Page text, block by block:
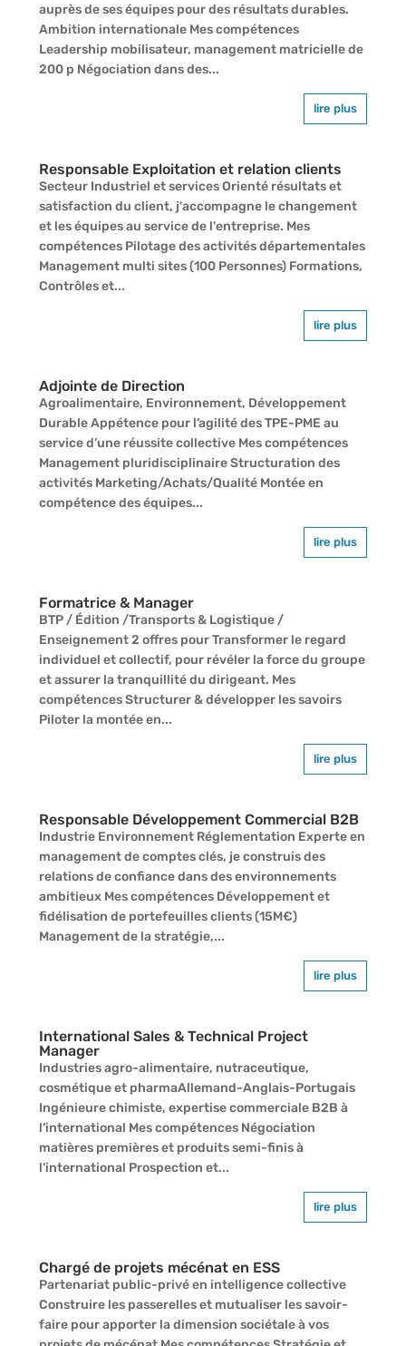
auprès de ses équipes pour des résultats durables.
Ambition internationale Mes compétences
Leadership mobilisateur, management matricielle de
200 p Négociation dans des...
lire plus
Responsable Exploitation et relation clients
Secteur Industriel et services Orienté résultats et
satisfaction du client, j'accompagne le changement
et les équipes au service de l'entreprise. Mes
compétences Pilotage des activités départementales
Management multi sites (100 Personnes) Formations,
Contrôles et...
lire plus
Adjointe de Direction
Agroalimentaire, Environnement, Développement
Durable Appétence pour l’agilité des TPE-PME au
service d’une réussite collective Mes compétences
Management pluridisciplinaire Structuration des
activités Marketing/Achats/Qualité Montée en
compétence des équipes...
lire plus
Formatrice & Manager
BTP / Édition /Transports & Logistique /
Enseignement 2 offres pour Transformer le regard
individuel et collectif, pour révéler la force du groupe
et assurer la tranquillité du dirigeant. Mes
compétences Structurer & développer les savoirs
Piloter la montée en...
lire plus
Responsable Développement Commercial B2B
Industrie Environnement Réglementation Experte en
management de comptes clés, je construis des
relations de confiance dans des environnements
ambitieux Mes compétences Développement et
fidélisation de portefeuilles clients (15M€)
Management de la stratégie,...
lire plus
International Sales & Technical Project
Manager
Industries agro-alimentaire, nutraceutique,
cosmétique et pharmaAllemand-Anglais-Portugais
Ingénieure chimiste, expertise commerciale B2B à
l’international Mes compétences Négociation
matières premières et produits semi-finis à
l'international Prospection et...
lire plus
Chargé de projets mécénat en ESS
Partenariat public-privé en intelligence collective
Construire les passerelles et mutualiser les savoir-
faire pour apporter la dimension sociétale à vos